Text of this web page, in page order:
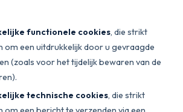
functionele cookies, die strikt
om een uitdrukkelijk door u gevraagde
(zoals voor het tijdelijk bewaren van de
technische cookies, die strikt